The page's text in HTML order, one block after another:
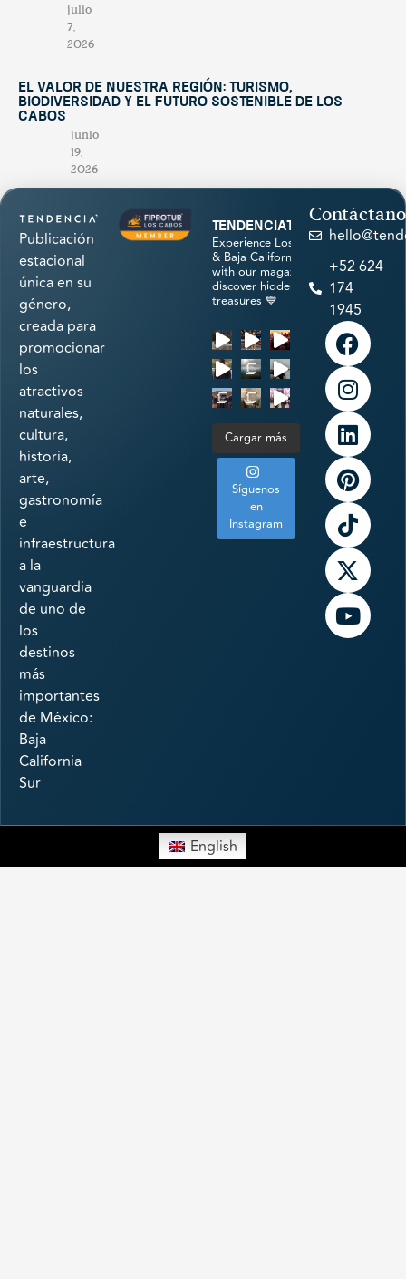
julio
7,
2026
El valor de nuestra región: turismo,
biodiversidad y el futuro sostenible de Los
Cabos
junio
19,
2026
Publicación
estacional
única en su
género,
creada para
promocionar
los
atractivos
naturales,
cultura,
historia,
arte,
gastronomía
e
infraestructura
a la
vanguardia
de uno de
los
destinos
más
importantes
de México:
Baja
California
Sur
tendenciatravel
Experience Los Cabos
& Baja California Sur
with our magazine &
discover hidden
treasures 💙
Cargar más
Síguenos
en
Instagram
+52 624
174
1945
English